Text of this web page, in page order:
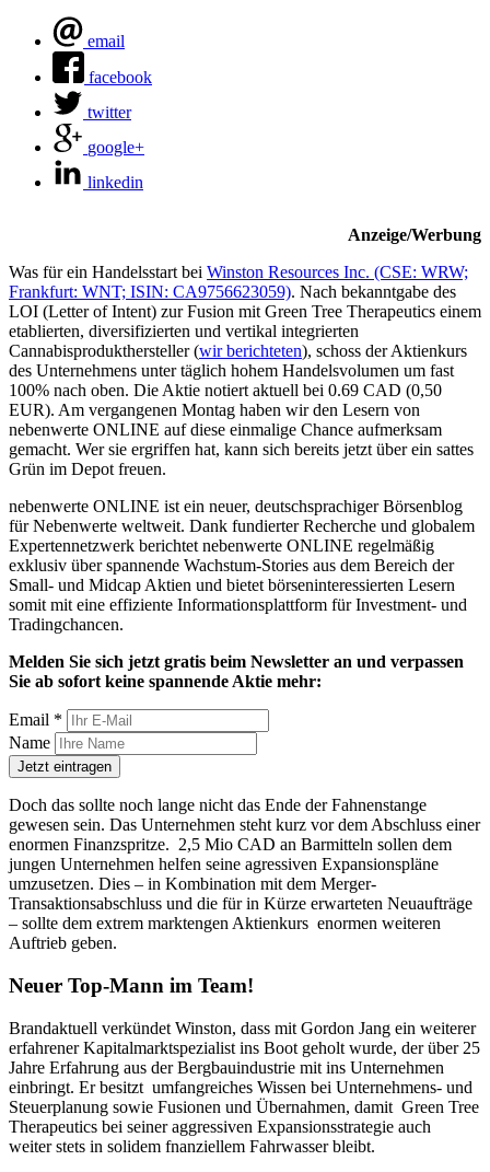
email
facebook
twitter
google+
linkedin
Anzeige/Werbung
Was für ein Handelsstart bei Winston Resources Inc. (CSE: WRW;
Frankfurt: WNT; ISIN: CA9756623059). Nach bekanntgabe des
LOI (Letter of Intent) zur Fusion mit Green Tree Therapeutics einem
etablierten, diversifizierten und vertikal integrierten
Cannabisprodukthersteller (wir berichteten), schoss der Aktienkurs
des Unternehmens unter täglich hohem Handelsvolumen um fast
100% nach oben. Die Aktie notiert aktuell bei 0.69 CAD (0,50
EUR). Am vergangenen Montag haben wir den Lesern von
nebenwerte ONLINE auf diese einmalige Chance aufmerksam
gemacht. Wer sie ergriffen hat, kann sich bereits jetzt über ein sattes
Grün im Depot freuen.
nebenwerte ONLINE ist ein neuer, deutschsprachiger Börsenblog
für Nebenwerte weltweit. Dank fundierter Recherche und globalem
Expertennetzwerk berichtet nebenwerte ONLINE regelmäßig
exklusiv über spannende Wachstum-Stories aus dem Bereich der
Small- und Midcap Aktien und bietet börseninteressierten Lesern
somit mit eine effiziente Informationsplattform für Investment- und
Tradingchancen.
Melden Sie sich jetzt gratis beim Newsletter an und verpassen
Sie ab sofort keine spannende Aktie mehr:
Email *
Name
Doch das sollte noch lange nicht das Ende der Fahnenstange
gewesen sein. Das Unternehmen steht kurz vor dem Abschluss einer
enormen Finanzspritze. 2,5 Mio CAD an Barmitteln sollen dem
jungen Unternehmen helfen seine agressiven Expansionspläne
umzusetzen. Dies – in Kombination mit dem Merger-
Transaktionsabschluss und die für in Kürze erwarteten Neuaufträge
– sollte dem extrem marktengen Aktienkurs enormen weiteren
Auftrieb geben.
Neuer Top-Mann im Team!
Brandaktuell verkündet Winston, dass mit Gordon Jang ein weiterer
erfahrener Kapitalmarktspezialist ins Boot geholt wurde, der über 25
Jahre Erfahrung aus der Bergbauindustrie mit ins Unternehmen
einbringt. Er besitzt umfangreiches Wissen bei Unternehmens- und
Steuerplanung sowie Fusionen und Übernahmen, damit Green Tree
Therapeutics bei seiner aggressiven Expansionsstrategie auch
weiter stets in solidem fnanziellem Fahrwasser bleibt.